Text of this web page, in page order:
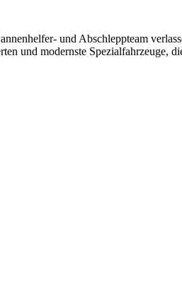
und Abschleppteam
und modernste Spezialfahrzeuge,